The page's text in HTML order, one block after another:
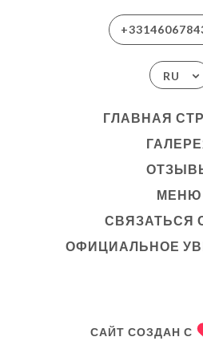
RU
ГЛАВНАЯ
МЕНЮ
СВЯЗАТЬСЯ
ОФИЦИАЛЬНОЕ
САЙТ СОЗДАН С